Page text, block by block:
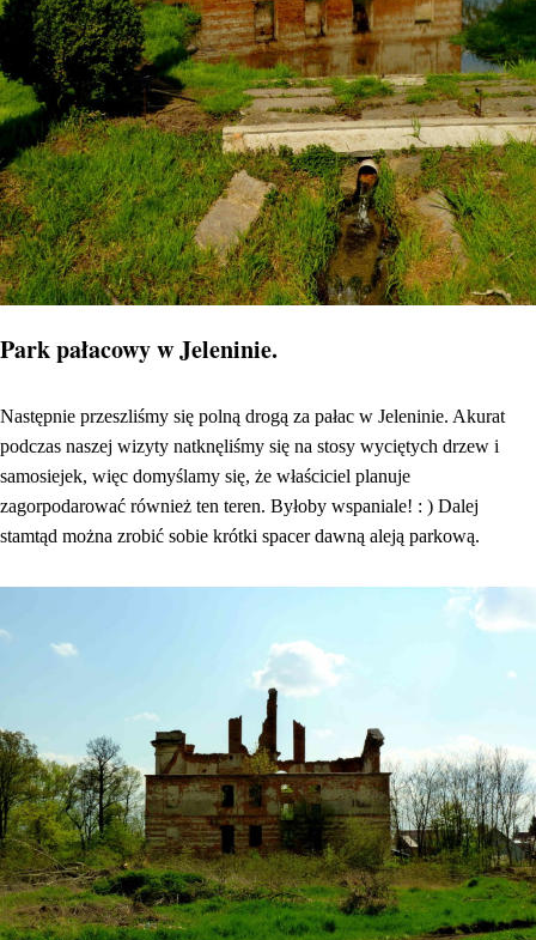
Park pałacowy w Jeleninie.
Następnie przeszliśmy się polną drogą za pałac w Jeleninie. Akurat
podczas naszej wizyty natknęliśmy się na stosy wyciętych drzew i
samosiejek, więc domyślamy się, że właściciel planuje
zagorpodarować również ten teren. Byłoby wspaniale! : ) Dalej
stamtąd można zrobić sobie krótki spacer dawną aleją parkową.